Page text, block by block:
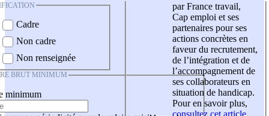
Cadre
Non cadre
Non renseignée
BRUT MINIMUM
minimum
par France travail,
Cap emploi et ses
partenaires pour ses
actions concrètes en
faveur du recrutement,
de l’intégration et de
l’accompagnement de
ses collaborateurs en
situation de handicap.
Pour en savoir plus,
consultez cet article.